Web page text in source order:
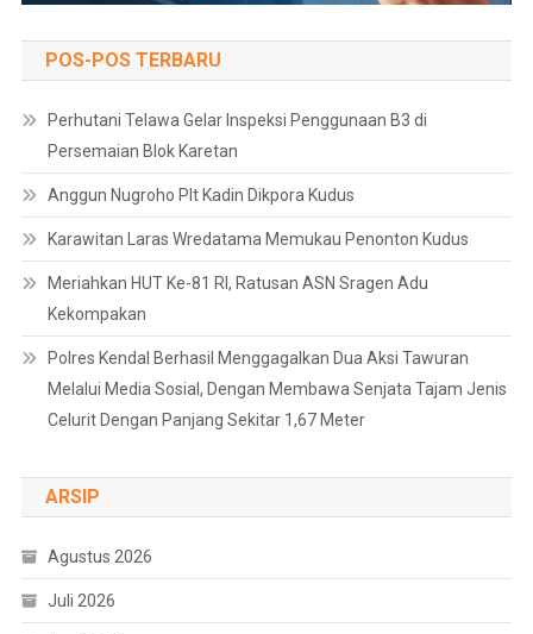
POS-POS TERBARU
Perhutani Telawa Gelar Inspeksi Penggunaan B3 di
Persemaian Blok Karetan
Anggun Nugroho Plt Kadin Dikpora Kudus
Karawitan Laras Wredatama Memukau Penonton Kudus
Meriahkan HUT Ke-81 RI, Ratusan ASN Sragen Adu
Kekompakan
Polres Kendal Berhasil Menggagalkan Dua Aksi Tawuran
Melalui Media Sosial, Dengan Membawa Senjata Tajam Jenis
Celurit Dengan Panjang Sekitar 1,67 Meter
ARSIP
Agustus 2026
Juli 2026